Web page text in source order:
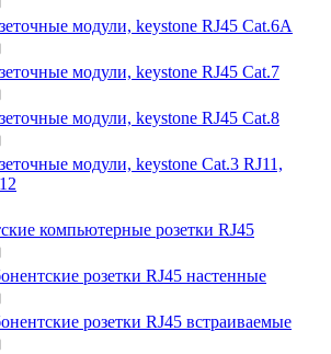
модули, keystone RJ45 Cat.6A
модули, keystone RJ45 Cat.7
модули, keystone RJ45 Cat.8
модули, keystone Cat.3 RJ11,
компьютерные розетки RJ45
розетки RJ45 настенные
розетки RJ45 встраиваемые